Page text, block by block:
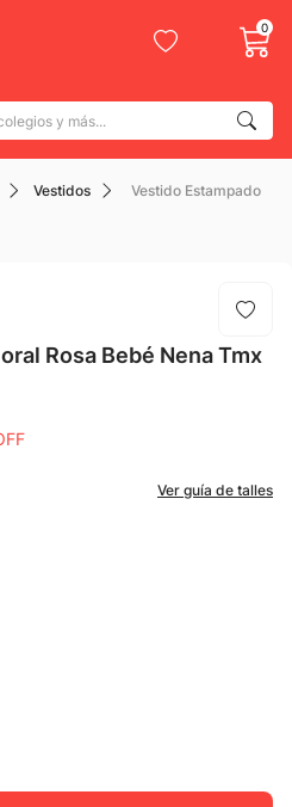
0
colegios y más...
Vestidos
Vestido Estampado
Rosa Bebé Nena Tmx
Ver guía de talles